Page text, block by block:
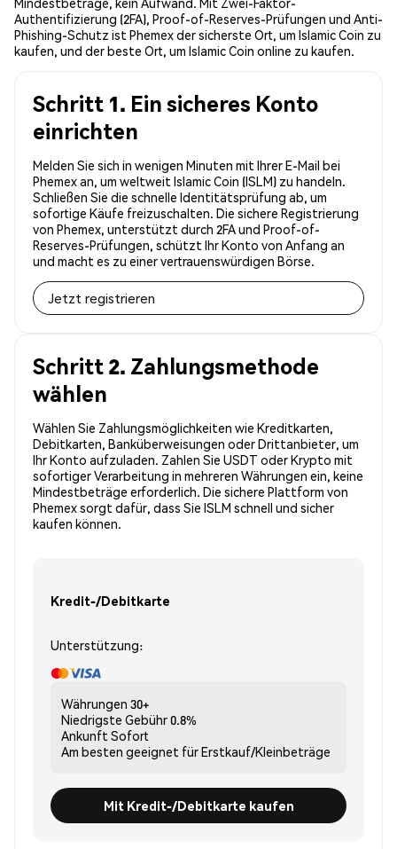
Authentifizierung (2FA), Proof-of-Reserves-Prüfungen und Anti-
Phishing-Schutz ist Phemex der sicherste Ort, um Islamic Coin zu
kaufen, und der beste Ort, um Islamic Coin online zu kaufen.
Schritt 1. Ein sicheres Konto
einrichten
Melden Sie sich in wenigen Minuten mit Ihrer E-Mail bei
Phemex an, um weltweit Islamic Coin (ISLM) zu handeln.
Schließen Sie die schnelle Identitätsprüfung ab, um
sofortige Käufe freizuschalten. Die sichere Registrierung
von Phemex, unterstützt durch 2FA und Proof-of-
Reserves-Prüfungen, schützt Ihr Konto von Anfang an
und macht es zu einer vertrauenswürdigen Börse.
Jetzt registrieren
Schritt 2. Zahlungsmethode
wählen
Wählen Sie Zahlungsmöglichkeiten wie Kreditkarten,
Debitkarten, Banküberweisungen oder Drittanbieter, um
Ihr Konto aufzuladen. Zahlen Sie USDT oder Krypto mit
sofortiger Verarbeitung in mehreren Währungen ein, keine
Mindestbeträge erforderlich. Die sichere Plattform von
Phemex sorgt dafür, dass Sie ISLM schnell und sicher
kaufen können.
Kredit-/Debitkarte
Unterstützung:
Währungen 30+
Niedrigste Gebühr0.8%
Ankunft Sofort
Am besten geeignet fürErstkauf/Kleinbeträge
Mit Kredit-/Debitkarte kaufen